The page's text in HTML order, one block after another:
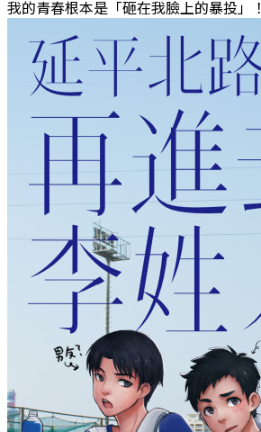
我的青春根本是「砸在我臉上的暴投」！